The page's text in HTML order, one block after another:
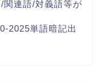
関連語/対義語等が
2025単語暗記出